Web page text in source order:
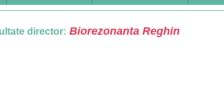
director: Biorezonanta Reghin